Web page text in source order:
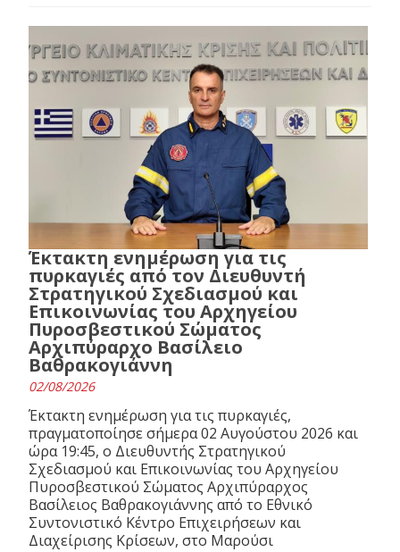
Έκτακτη ενημέρωση για τις
πυρκαγιές από τον Διευθυντή
Στρατηγικού Σχεδιασμού και
Επικοινωνίας του Αρχηγείου
Πυροσβεστικού Σώματος
Αρχιπύραρχο Βασίλειο
Βαθρακογιάννη
02/08/2026
Έκτακτη ενημέρωση για τις πυρκαγιές,
πραγματοποίησε σήμερα 02 Αυγούστου 2026 και
ώρα 19:45, ο Διευθυντής Στρατηγικού
Σχεδιασμού και Επικοινωνίας του Αρχηγείου
Πυροσβεστικού Σώματος Αρχιπύραρχος
Βασίλειος Βαθρακογιάννης από το Εθνικό
Συντονιστικό Κέντρο Επιχειρήσεων και
Διαχείρισης Κρίσεων, στο Μαρούσι